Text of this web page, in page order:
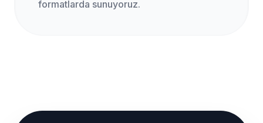
formatlarda sunuyoruz.